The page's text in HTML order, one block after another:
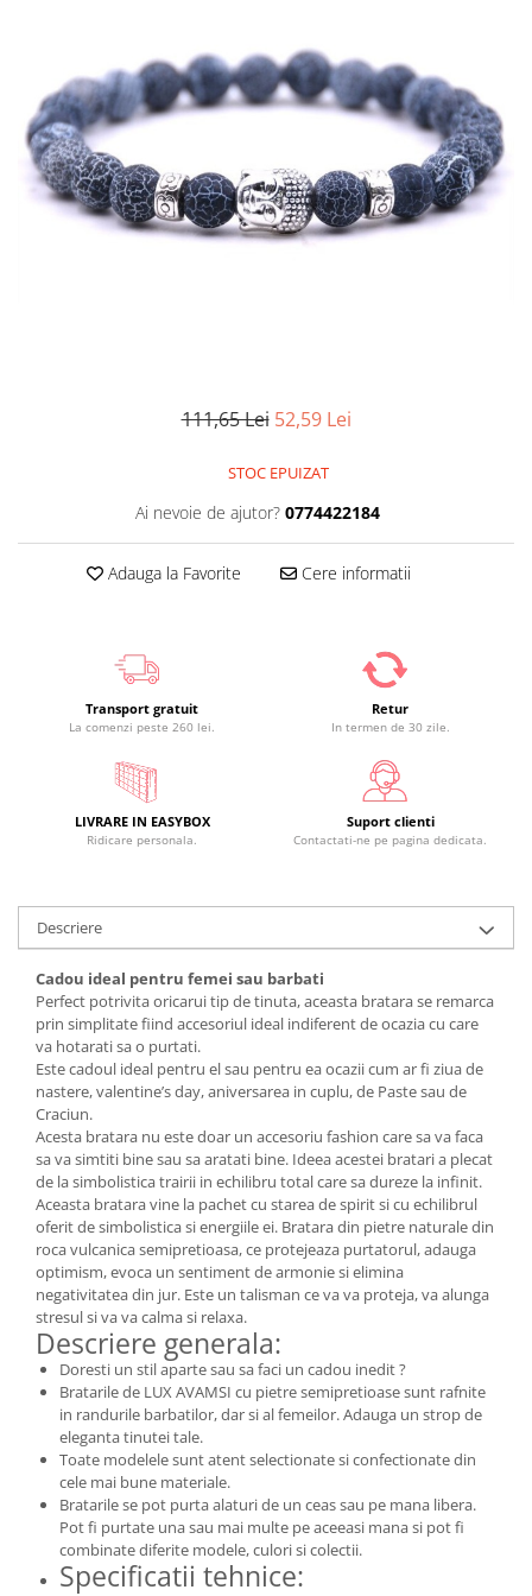
111,65 Lei 52,59 Lei
STOC EPUIZAT
Ai nevoie de ajutor? 0774422184
Adauga la Favorite Cere informatii
Transport gratuit
La comenzi peste 260 lei.
Retur
In termen de 30 zile.
LIVRARE IN EASYBOX
Ridicare personala.
Suport clienti
Contactati-ne pe pagina dedicata.
Descriere
Cadou ideal pentru femei sau barbati
Perfect potrivita oricarui tip de tinuta, aceasta bratara se remarca
prin simplitate fiind accesoriul ideal indiferent de ocazia cu care
va hotarati sa o purtati.
Este cadoul ideal pentru el sau pentru ea ocazii cum ar fi ziua de
nastere, valentine’s day, aniversarea in cuplu, de Paste sau de
Craciun.
Acesta bratara nu este doar un accesoriu fashion care sa va faca
sa va simtiti bine sau sa aratati bine. Ideea acestei bratari a plecat
de la simbolistica trairii in echilibru total care sa dureze la infinit.
Aceasta bratara vine la pachet cu starea de spirit si cu echilibrul
oferit de simbolistica si energiile ei. Bratara din pietre naturale din
roca vulcanica semipretioasa, ce protejeaza purtatorul, adauga
optimism, evoca un sentiment de armonie si elimina
negativitatea din jur. Este un talisman ce va va proteja, va alunga
stresul si va va calma si relaxa.
Descriere generala:
Doresti un stil aparte sau sa faci un cadou inedit ?
Bratarile de LUX AVAMSI cu pietre semipretioase sunt rafnite
in randurile barbatilor, dar si al femeilor. Adauga un strop de
eleganta tinutei tale.
Toate modelele sunt atent selectionate si confectionate din
cele mai bune materiale.
Bratarile se pot purta alaturi de un ceas sau pe mana libera.
Pot fi purtate una sau mai multe pe aceeasi mana si pot fi
combinate diferite modele, culori si colectii.
Specificatii tehnice: